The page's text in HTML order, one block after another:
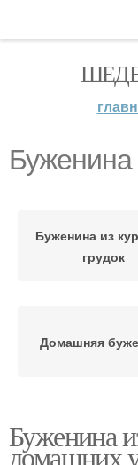
Буженина
Буженина из
грудок
Домашняя
Буженины из
Буженина
домашних